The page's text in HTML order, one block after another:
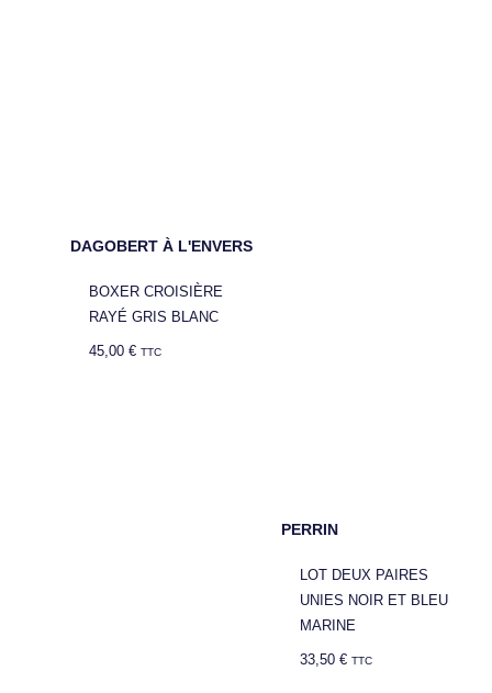
DAGOBERT À L'ENVERS
BOXER CROISIÈRE
RAYÉ GRIS BLANC
45,00€ TTC
PERRIN
LOT DEUX PAIRES
UNIES NOIR ET BLEU
MARINE
33,50€ TTC